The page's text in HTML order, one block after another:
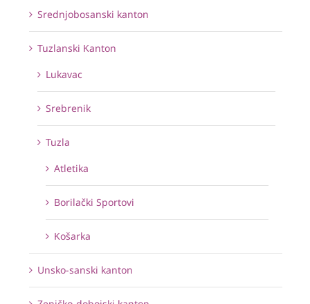
Srednjobosanski kanton
Tuzlanski Kanton
Lukavac
Srebrenik
Tuzla
Atletika
Borilački Sportovi
Košarka
Unsko-sanski kanton